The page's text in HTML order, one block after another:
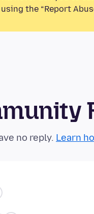
the “Report
no reply. Learn